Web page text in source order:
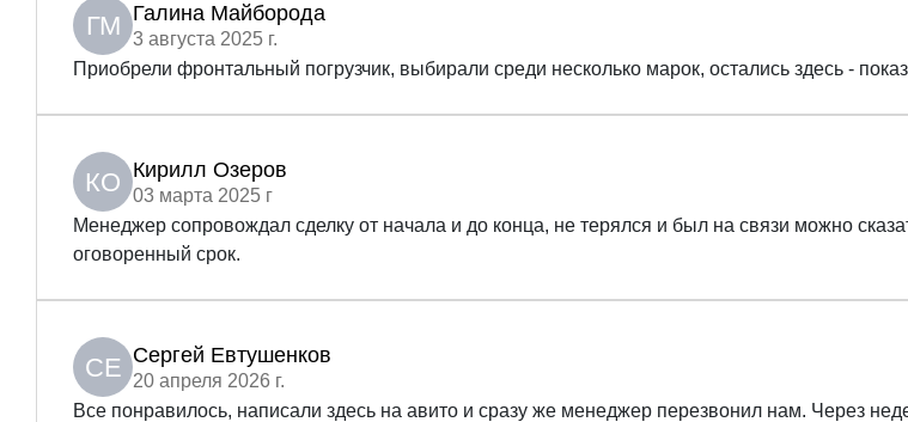
ГМ Галина Майборода
3 августа 2025 г.
Приобрели фронтальный погрузчик, выбирали среди несколько марок, остались здесь -
КО Кирилл Озеров
03 марта 2025 г
Менеджер сопровождал сделку от начала и до конца, не терялся и был на связи можно
оговоренный срок.
СЕ Сергей Евтушенков
20 апреля 2026 г.
Все понравилось, написали здесь на авито и сразу же менеджер перезвонил нам. Через